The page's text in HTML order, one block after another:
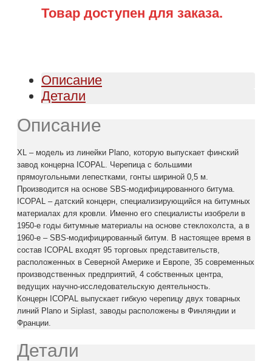
Товар доступен для заказа.
Описание
Детали
Описание
XL – модель из линейки Plano, которую выпускает финский
завод концерна ICOPAL. Черепица с большими
прямоугольными лепестками, гонты шириной 0,5 м.
Производится на основе SBS-модифицированного битума.
ICOPAL – датский концерн, специализирующийся на битумных
материалах для кровли. Именно его специалисты изобрели в
1950-е годы битумные материалы на основе стеклохолста, а в
1960-е – SBS-модифицированный битум. В настоящее время в
состав ICOPAL входят 95 торговых представительств,
расположенных в Северной Америке и Европе, 35 современных
производственных предприятий, 4 собственных центра,
ведущих научно-исследовательскую деятельность.
Концерн ICOPAL выпускает гибкую черепицу двух товарных
линий Plano и Siplast, заводы расположены в Финляндии и
Франции.
Детали